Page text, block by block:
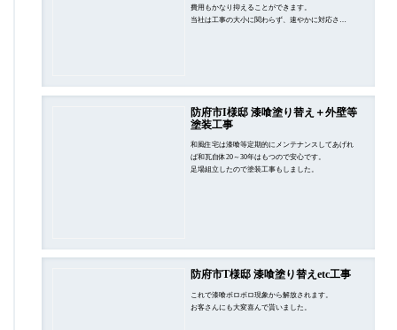
費用もかなり抑えることができます。
当社は工事の大小に関わらず、速やかに対応さ…
防府市I様邸 漆喰塗り替え＋外壁等
塗装工事
和風住宅は漆喰等定期的にメンテナンスしてあげれ
ば和瓦自体20～30年はもつので安心です。
足場組立したので塗装工事もしました。
防府市T様邸 漆喰塗り替えetc工事
これで漆喰ボロボロ現象から解放されます。
お客さんにも大変喜んで貰いました。